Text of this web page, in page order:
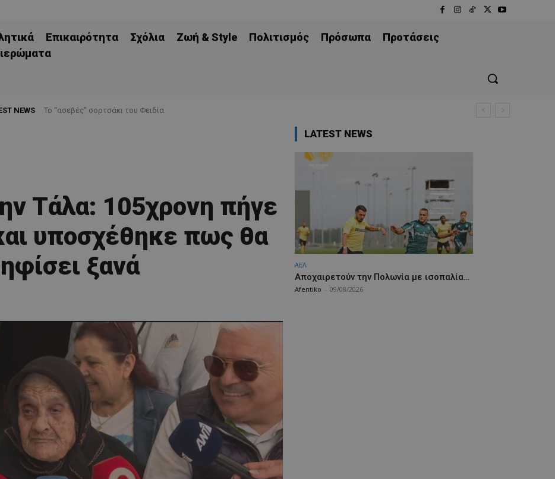
Επικαιρότητα Σχόλια Ζωή & Style Πολιτισμός Πρόσωπα
Προτάσεις
NEWS Το “ασεβές” σορτσάκι του Φειδία
Χάθηκε ο πρώτος στόχος — να μη χαθεί και η χρονιά
Τάλα: 105χρονη πήγε
υποσχέθηκε πως θα
ξανά
LATEST NEWS
ΑΕΛ
Aποχαιρετούν την Πολωνία με ισοπαλία…
Afentiko 09/08/2026